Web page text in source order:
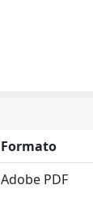
Formato
Adobe PDF